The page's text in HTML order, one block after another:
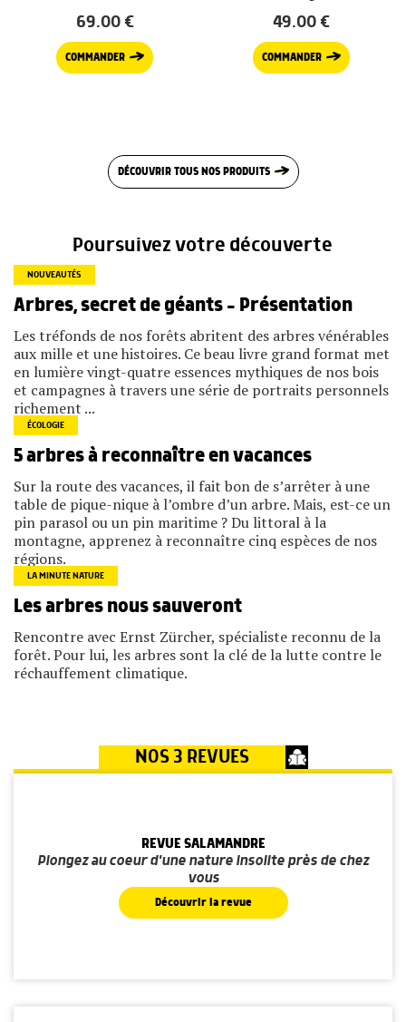
69.00€
COMMANDER
49.00€
COMMANDER
DÉCOUVRIR TOUS NOS PRODUITS
Poursuivez votre découverte
NOUVEAUTÉS
Arbres, secret de géants – Présentation
Les tréfonds de nos forêts abritent des arbres vénérables
aux mille et une histoires. Ce beau livre grand format met
en lumière vingt-quatre essences mythiques de nos bois
et campagnes à travers une série de portraits personnels
richement ...
ÉCOLOGIE
5 arbres à reconnaître en vacances
Sur la route des vacances, il fait bon de s’arrêter à une
table de pique-nique à l’ombre d’un arbre. Mais, est-ce un
pin parasol ou un pin maritime ? Du littoral à la
montagne, apprenez à reconnaître cinq espèces de nos
régions.
LA MINUTE NATURE
Les arbres nous sauveront
Rencontre avec Ernst Zürcher, spécialiste reconnu de la
forêt. Pour lui, les arbres sont la clé de la lutte contre le
réchauffement climatique.
NOS 3 REVUES
REVUE SALAMANDRE
Plongez au coeur d'une nature insolite près de chez
vous
Découvrir la revue